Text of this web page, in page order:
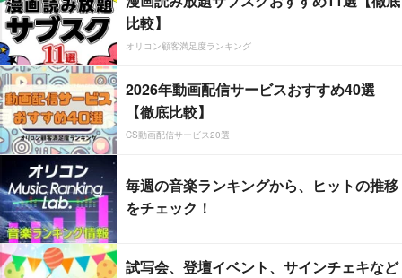
比較】
オリコン顧客満足度ランキング
2026年動画配信サービスおすすめ40選
【徹底比較】
CS動画配信サービス20選
毎週の音楽ランキングから、ヒットの推移
をチェック！
試写会、登壇イベント、サインチェキなど